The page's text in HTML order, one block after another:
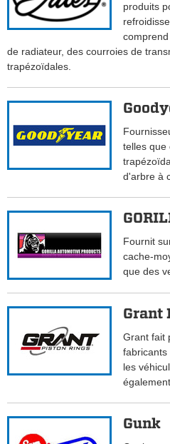
produits
de radiateur, des courroies de
trapézoïdales.
telles que
d'arbre à
Fournit
cache-
que des
Grant
Grant fait
les
Gunk